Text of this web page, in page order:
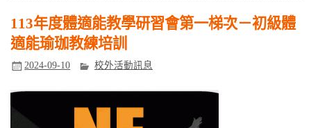
113年度體適能教學研習會第一梯次－初級體
適能瑜珈教練培訓
2024-09-10 校外活動訊息